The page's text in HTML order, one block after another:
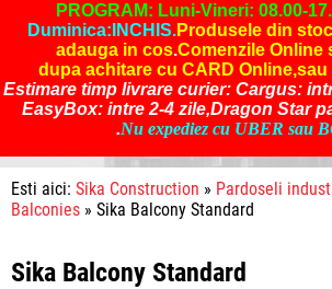
PROGRAM: Luni-Vineri: 08.00-
Duminica:INCHIS.Produsele din
adauga in cos.Comenzile Online
dupa achitare cu CARD Online,sau
Estimare timp livrare curier: Cargus:
EasyBox: intre 2-4 zile,Dragon Star
.Nu expediez cu UBER sau
Esti aici: Sika Construction » Pardoseli
Balconies » Sika Balcony Standard
Sika Balcony Standard